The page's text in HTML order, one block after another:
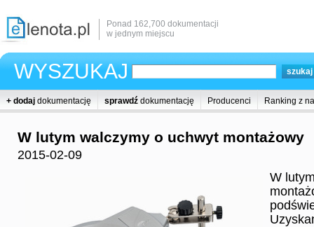
Ponad 162,700 dokumentacji
w jednym miejscu
WYSZUKAJ
+ dodaj dokumentację sprawdź dokumentację Producenci Ranking z
W lutym walczymy o uchwyt montażowy
2015-02-09
W